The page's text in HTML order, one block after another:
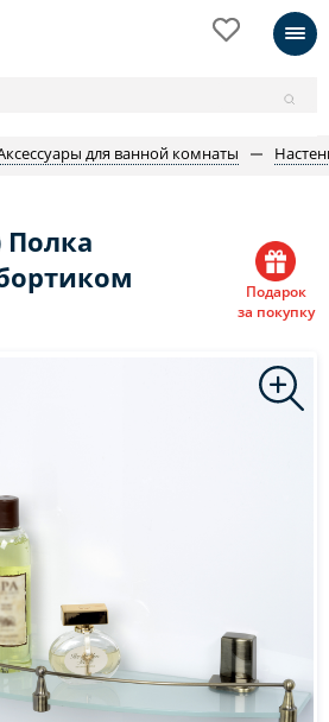
для ванной комнаты
Полка
Подарок
за покупку